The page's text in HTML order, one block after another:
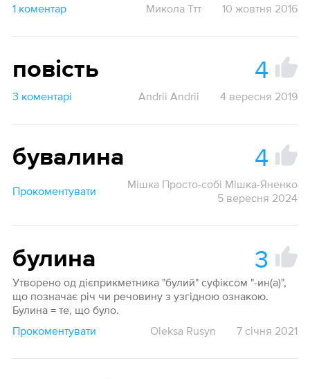
1 коментар Микола Ттт 10 жовтня 2016
повість 4
3 коментарі Andrii Andrii 4 вересня 2019
бувалина 4
Прокоментувати
Мішка Просто-собі Мішка-Яненко
5 вересня 2024
булина 3
Утворено од дієприкметника "булий" суфіксом "-ин(а)",
що позначає річ чи речовину з узгідною ознакою.
Булина = те, що було.
Прокоментувати
Oleksa Rusyn 7 січня 2021